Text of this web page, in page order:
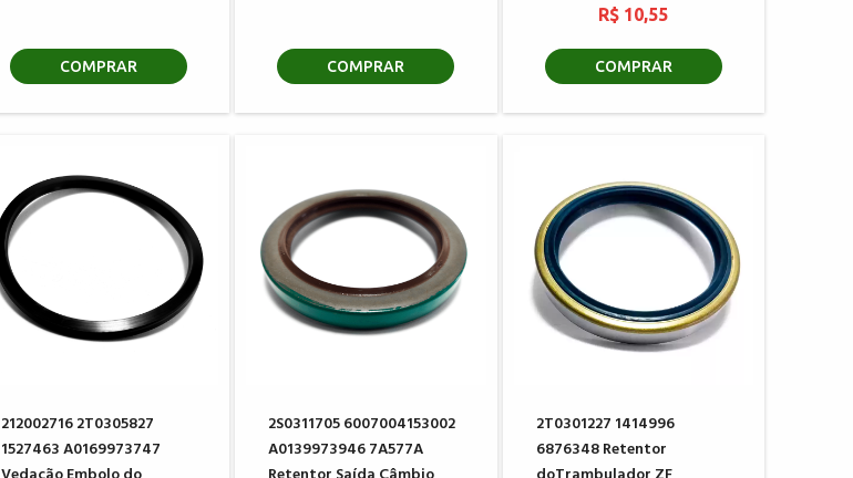
COMPRAR COMPRAR
R$ 10,55
COMPRAR
212002716 2T0305827
1527463 A0169973747
2S0311705 6007004153002
A0139973946 7A577A
2T0301227 1414996
6876348 Retentor